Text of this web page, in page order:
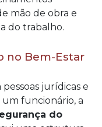
mão de obra e
do trabalho.
no Bem-Estar
jurídicas e
funcionário, a
do